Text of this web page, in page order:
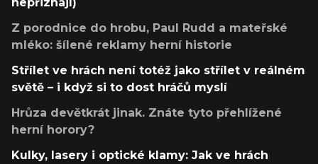
Z porodnice do hrobu, Paul Rudd a mateřské
mléko: šílené reklamy herní historie
Střílet ve hrách není totéž jako střílet v reálném
světě – i když si to dost hráčů myslí
Hrůza devětkrát jinak. Znáte tyto přehlížené
herní horory?
Kulky, lasery i optické klamy: Jak ve hrách